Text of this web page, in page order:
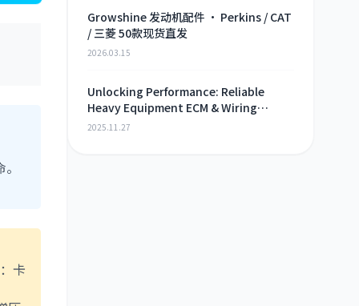
卡
Growshine 发动机配件 · Perkins / CAT
/ 三菱 50款现货直发
2026.03.15
Unlocking Performance: Reliable
Heavy Equipment ECM & Wiring
Harness Alternatives
2025.11.27